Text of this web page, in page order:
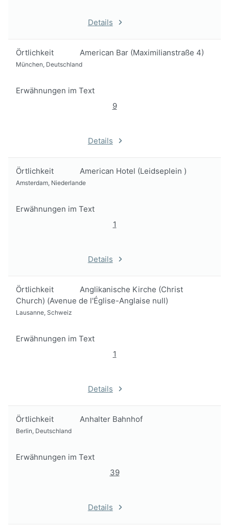
Details
Örtlichkeit American Bar (Maximilianstraße 4)
München, Deutschland
Erwähnungen im Text
9
Details
Örtlichkeit American Hotel (Leidseplein )
Amsterdam, Niederlande
Erwähnungen im Text
1
Details
Örtlichkeit
Anglikanische Kirche (Christ
Church) (Avenue de l'Église-Anglaise null)
Lausanne, Schweiz
Erwähnungen im Text
1
Details
Örtlichkeit Anhalter Bahnhof
Berlin, Deutschland
Erwähnungen im Text
39
Details